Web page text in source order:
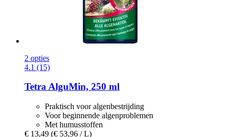
2 opties
4.1 (15)
TetraAlguMin, 250 ml
Praktisch voor algenbestrijding
Voor beginnende algenproblemen
Met humusstoffen
€ 13,49 (€ 53,96 / L)